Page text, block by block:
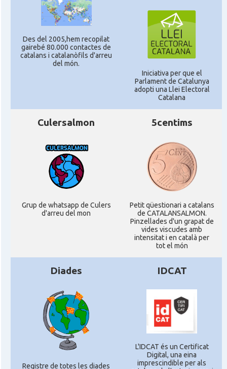
Des del 2005,hem recopilat
gairebé 80.000 contactes de
catalans i catalanòfils d'arreu
del món.
Iniciativa per que el
Parlament de Catalunya
adopti una Llei Electoral
Catalana
Culersalmon
Grup de whatsapp de Culers
d'arreu del mon
5centims
Petit qüestionari a catalans
de CATALANSALMON.
Pinzellades d'un grapat de
vides viscudes amb
intensitat i en català per
tot el món
Diades
Registre de totes les diades
IDCAT
L'IDCAT és un Certificat
Digital, una eina
imprescindible per als